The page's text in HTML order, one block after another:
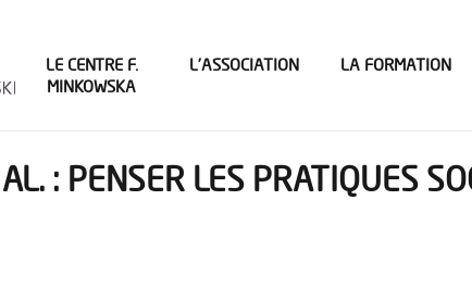
LE CENTRE F.
MINKOWSKA
L’ASSOCIATION LA FORMATION
: PENSER LES PRATIQUES